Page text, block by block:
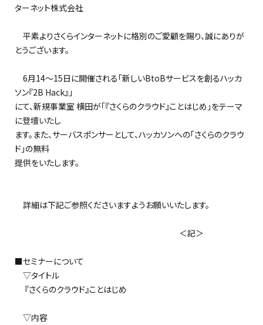
ターネット株式会社
平素よりさくらインターネットに格別のご愛顧を賜り、誠にありが
とうございます。
6月14～15日に開催される「新しいBtoBサービスを創るハッカ
ソン『2B Hack』」
にて、新規事業室 横田が「『さくらのクラウド』ことはじめ」をテーマ
に登壇いたし
ます。また、サーバスポンサーとして、ハッカソンへの「さくらのクラウ
ド」の無料
提供をいたします。
詳細は下記ご参照くださいますようお願いいたします。
＜記＞
■セミナーについて
▽タイトル
『さくらのクラウド』ことはじめ
▽内容